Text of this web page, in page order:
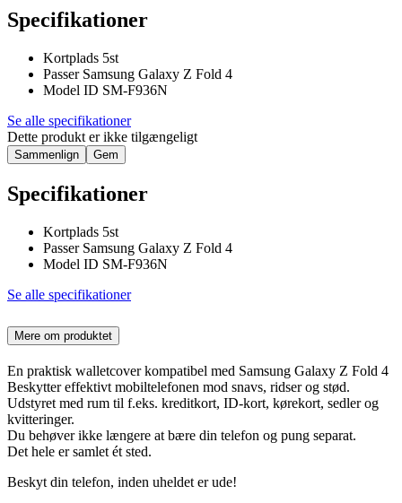
Specifikationer
Kortplads 5st
Passer Samsung Galaxy Z Fold 4
Model ID SM-F936N
Se alle specifikationer
Dette produkt er ikke tilgængeligt
Sammenlign Gem
Specifikationer
Kortplads 5st
Passer Samsung Galaxy Z Fold 4
Model ID SM-F936N
Se alle specifikationer
Mere om produktet
En praktisk walletcover kompatibel med Samsung Galaxy Z Fold 4
Beskytter effektivt mobiltelefonen mod snavs, ridser og stød.
Udstyret med rum til f.eks. kreditkort, ID-kort, kørekort, sedler og
kvitteringer.
Du behøver ikke længere at bære din telefon og pung separat.
Det hele er samlet ét sted.
Beskyt din telefon, inden uheldet er ude!